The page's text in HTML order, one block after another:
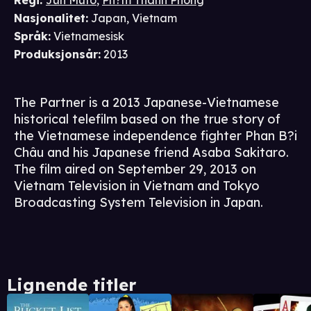
Nasjonalitet: Japan, Vietnam
Språk: Vietnamesisk
Produksjonsår: 2013
The Partner is a 2013 Japanese-Vietnamese
historical telefilm based on the true story of
the Vietnamese independence fighter Phan B?i
Châu and his Japanese friend Asaba Sakitaro.
The film aired on September 29, 2013 on
Vietnam Television in Vietnam and Tokyo
Broadcasting System Television in Japan.
Lignende titler